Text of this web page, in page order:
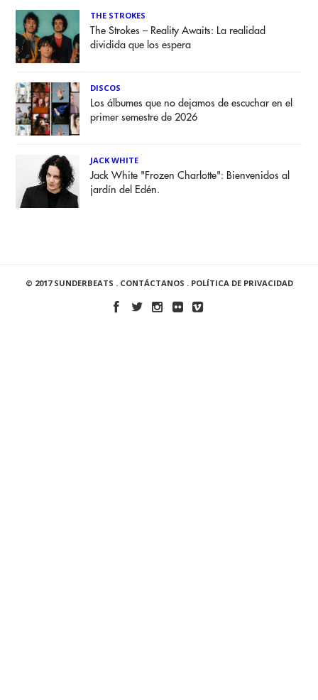
THE STROKES
The Strokes – Reality Awaits: La realidad
dividida que los espera
DISCOS
Los álbumes que no dejamos de escuchar en el
primer semestre de 2026
JACK WHITE
Jack White "Frozen Charlotte": Bienvenidos al
jardín del Edén.
© 2017 SUNDERBEATS . CONTÁCTANOS . POLÍTICA DE PRIVACIDAD